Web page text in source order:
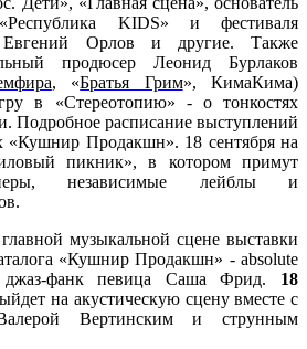
KIDS» и фестиваля
Орлов и другие.Также
продюсер Леонид Бурлаков
, «Братья Грим», КимаКима)
в «Стереотопию» - о тонкостях
Подробное расписание выступлений
«Кушнир Продакшн». 18 сентября на
пикник», в котором примут
независимые лейблы и
музыкальной сцене выставки
«Кушнир Продакшн» - absolute
фанк певица Саша Фрид. 18
на акустическую сцену вместе с
Вертинским и струнным